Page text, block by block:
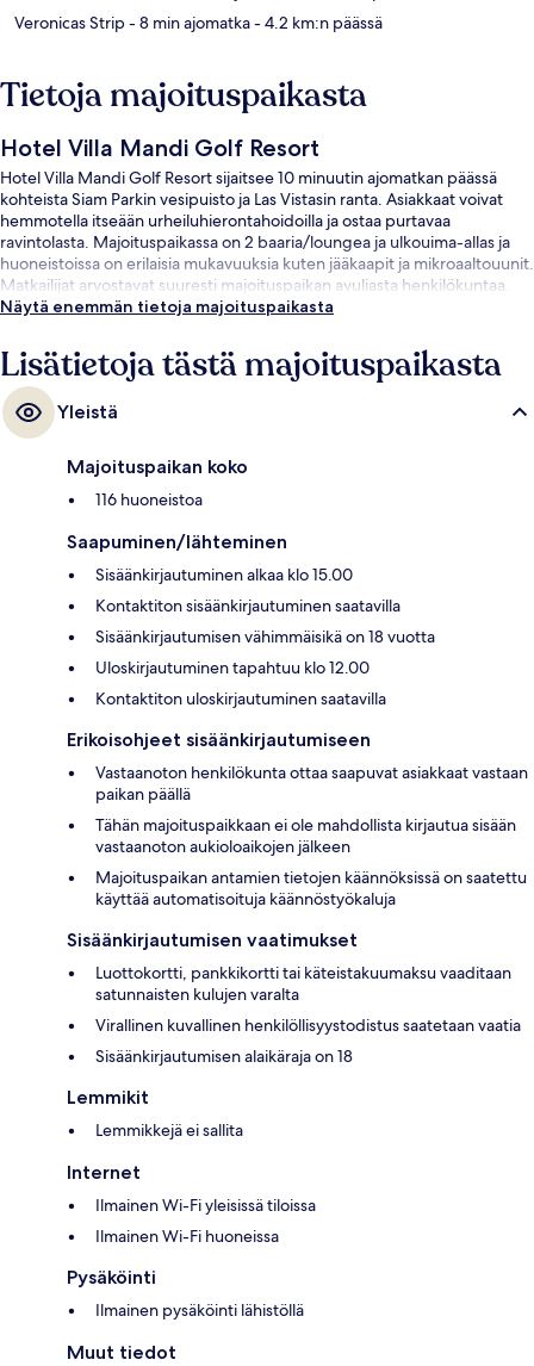
Veronicas Strip- 8 min ajomatka- 4.2 km:n päässä
Tietoja majoituspaikasta
Hotel Villa Mandi Golf Resort
Hotel Villa Mandi Golf Resort sijaitsee 10 minuutin ajomatkan päässä
kohteista Siam Parkin vesipuisto ja Las Vistasin ranta. Asiakkaat voivat
hemmotella itseään urheiluhierontahoidoilla ja ostaa purtavaa
ravintolasta. Majoituspaikassa on 2 baaria/loungea ja ulkouima-allas ja
huoneistoissa on erilaisia mukavuuksia kuten jääkaapit ja mikroaaltouunit.
Matkailijat arvostavat suuresti majoituspaikan avuliasta henkilökuntaa.
Näytä enemmän tietoja majoituspaikasta
Lisätietoja tästä majoituspaikasta
Yleistä
Majoituspaikan koko
116 huoneistoa
Saapuminen/lähteminen
Sisäänkirjautuminen alkaa klo 15.00
Kontaktiton sisäänkirjautuminen saatavilla
Sisäänkirjautumisen vähimmäisikä on 18 vuotta
Uloskirjautuminen tapahtuu klo 12.00
Kontaktiton uloskirjautuminen saatavilla
Erikoisohjeet sisäänkirjautumiseen
Vastaanoton henkilökunta ottaa saapuvat asiakkaat vastaan
paikan päällä
Tähän majoituspaikkaan ei ole mahdollista kirjautua sisään
vastaanoton aukioloaikojen jälkeen
Majoituspaikan antamien tietojen käännöksissä on saatettu
käyttää automatisoituja käännöstyökaluja
Sisäänkirjautumisen vaatimukset
Luottokortti, pankkikortti tai käteistakuumaksu vaaditaan
satunnaisten kulujen varalta
Virallinen kuvallinen henkilöllisyystodistus saatetaan vaatia
Sisäänkirjautumisen alaikäraja on 18
Lemmikit
Lemmikkejä ei sallita
Internet
Ilmainen Wi-Fi yleisissä tiloissa
Ilmainen Wi-Fi huoneissa
Pysäköinti
Ilmainen pysäköinti lähistöllä
Muut tiedot